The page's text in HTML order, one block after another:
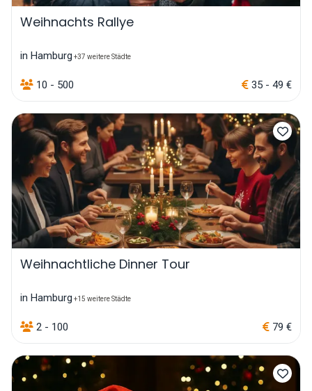
Weihnachts Rallye
in Hamburg +37 weitere Städte
10 - 500 35 - 49 €
Weihnachtliche Dinner Tour
in Hamburg +15 weitere Städte
2 - 100 79 €